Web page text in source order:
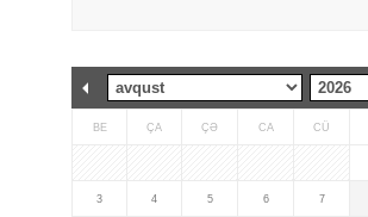
BE ÇA ÇƏ CA CÜ
3 4 5 6 7